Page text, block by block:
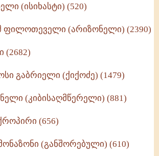
ეპისკოპოსისა - II ტომი
სახელმძღვანელო -
(ისიხასტი) (520)
ფილოთეველი (არიზონელი) (2390)
(2682)
გაბრიელი (ქიქოძე) (1479)
(კიბისაღმწერელი) (881)
(656)
(განშორებული) (610)